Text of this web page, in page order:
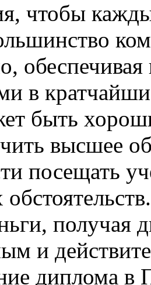
чтобы
в
быть
высшее
посещать
получая
и
диплома